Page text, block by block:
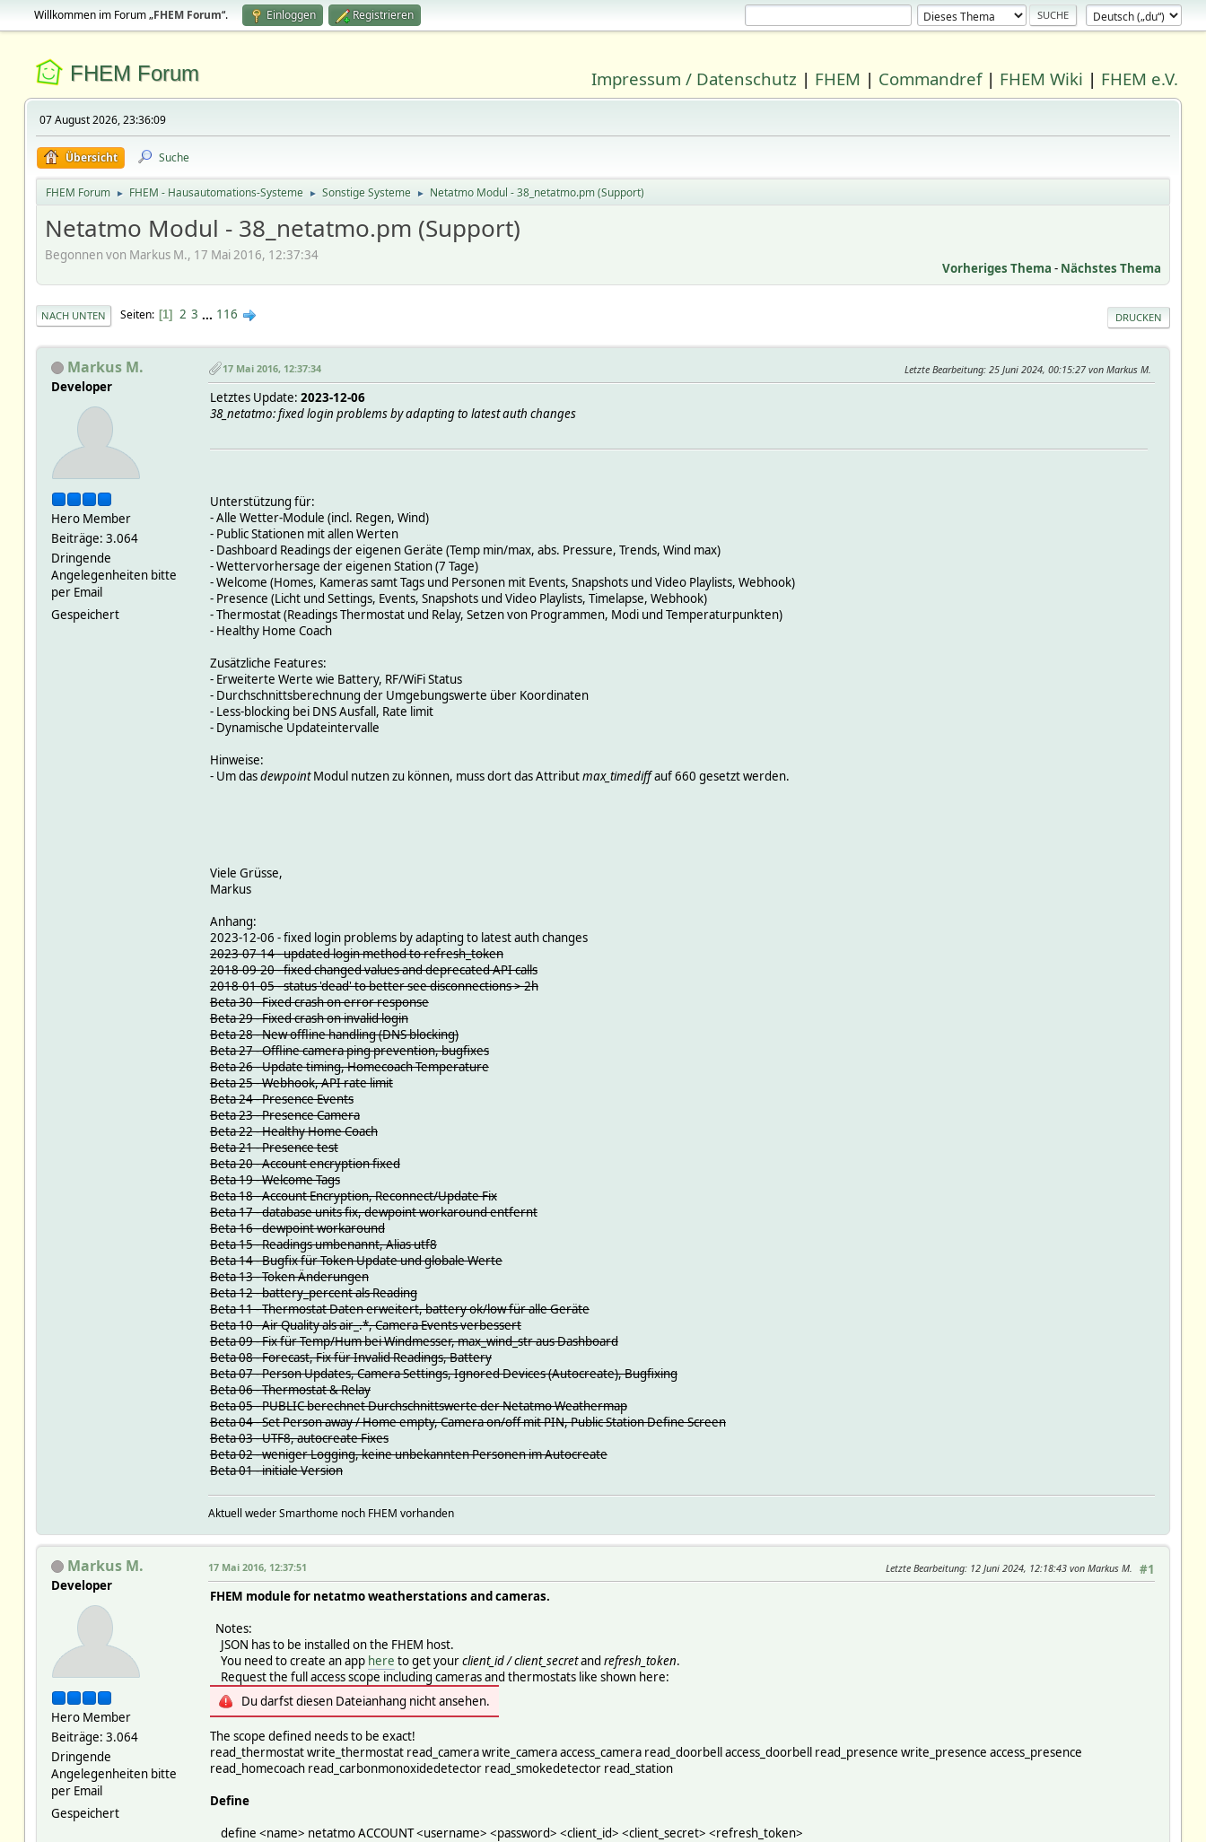
Willkommen im Forum „FHEM Forum“. Einloggen Registrieren
FHEM Forum Impressum / Datenschutz | FHEM | Commandref| FHEM Wiki | FHEM e.V.
07 August 2026, 23:36:09
Übersicht Suche
FHEM Forum ► FHEM - Hausautomations-Systeme ► Sonstige Systeme ► Netatmo Modul - 38_netatmo.pm (Support)
Netatmo Modul - 38_netatmo.pm (Support)
Begonnen von Markus M., 17 Mai 2016, 12:37:34
Vorheriges Thema - Nächstes Thema
DRUCKEN
NACH UNTEN Seiten 1 2 3 ... 116
Markus M.
Developer
Hero Member
Beiträge: 3.064
Dringende
Angelegenheiten bitte
per Email
Gespeichert
17 Mai 2016, 12:37:34 Letzte Bearbeitung: 25 Juni 2024, 00:15:27 von Markus M.
Letztes Update: 2023-12-06
38_netatmo: fixed login problems by adapting to latest auth changes
Unterstützung für:
- Alle Wetter-Module (incl. Regen, Wind)
- Public Stationen mit allen Werten
- Dashboard Readings der eigenen Geräte (Temp min/max, abs. Pressure, Trends, Wind max)
- Wettervorhersage der eigenen Station (7 Tage)
- Welcome (Homes, Kameras samt Tags und Personen mit Events, Snapshots und Video Playlists, Webhook)
- Presence (Licht und Settings, Events, Snapshots und Video Playlists, Timelapse, Webhook)
- Thermostat (Readings Thermostat und Relay, Setzen von Programmen, Modi und Temperaturpunkten)
- Healthy Home Coach
Zusätzliche Features:
- Erweiterte Werte wie Battery, RF/WiFi Status
- Durchschnittsberechnung der Umgebungswerte über Koordinaten
- Less-blocking bei DNS Ausfall, Rate limit
- Dynamische Updateintervalle
Hinweise:
- Um dasdewpointModul nutzen zu können, muss dort das Attributmax_timediffauf 660 gesetzt werden.
Viele Grüsse,
Markus
Anhang:
2023-12-06 - fixed login problems by adapting to latest auth changes
2023-07-14 - updated login method to refresh_token
2018-09-20 - fixed changed values and deprecated API calls
2018-01-05 - status 'dead' to better see disconnections > 2h
Beta 30 - Fixed crash on error response
Beta 29 - Fixed crash on invalid login
Beta 28 - New offline handling (DNS blocking)
Beta 27 - Offline camera ping prevention, bugfixes
Beta 26 - Update timing, Homecoach Temperature
Beta 25 - Webhook, API rate limit
Beta 24 - Presence Events
Beta 23 - Presence Camera
Beta 22 - Healthy Home Coach
Beta 21 - Presence test
Beta 20 - Account encryption fixed
Beta 19 - Welcome Tags
Beta 18 - Account Encryption, Reconnect/Update Fix
Beta 17 - database units fix, dewpoint workaround entfernt
Beta 16 - dewpoint workaround
Beta 15 - Readings umbenannt, Alias utf8
Beta 14 - Bugfix für Token Update und globale Werte
Beta 13 - Token Änderungen
Beta 12 - battery_percent als Reading
Beta 11 - Thermostat Daten erweitert, battery ok/low für alle Geräte
Beta 10 - Air Quality als air_.*, Camera Events verbessert
Beta 09 - Fix für Temp/Hum bei Windmesser, max_wind_str aus Dashboard
Beta 08 - Forecast, Fix für Invalid Readings, Battery
Beta 07 - Person Updates, Camera Settings, Ignored Devices (Autocreate), Bugfixing
Beta 06 - Thermostat & Relay
Beta 05 - PUBLIC berechnet Durchschnittswerte der Netatmo Weathermap
Beta 04 - Set Person away / Home empty, Camera on/off mit PIN, Public Station Define Screen
Beta 03 - UTF8, autocreate Fixes
Beta 02 - weniger Logging, keine unbekannten Personen im Autocreate
Beta 01 - initiale Version
Aktuell weder Smarthome noch FHEM vorhanden
Markus M.
Developer
Hero Member
Beiträge: 3.064
Dringende
Angelegenheiten bitte
per Email
Gespeichert
#1
17 Mai 2016, 12:37:51 Letzte Bearbeitung: 12 Juni 2024, 12:18:43 von Markus M.
FHEM module for netatmo weatherstations and cameras.
Notes:
JSON has to be installed on the FHEM host.
You need to create an app here to get yourclient_id / client_secretand refresh_token.
Request the full access scope including cameras and thermostats like shown here:
Du darfst diesen Dateianhang nicht ansehen.
The scope defined needs to be exact!
read_thermostat write_thermostat read_camera write_camera access_camera read_doorbell access_doorbell read_presence write_presence access_presence
read_homecoach read_carbonmonoxidedetector read_smokedetector read_station
Define
define <name> netatmo ACCOUNT <username> <password> <client_id> <client_secret> <refresh_token>